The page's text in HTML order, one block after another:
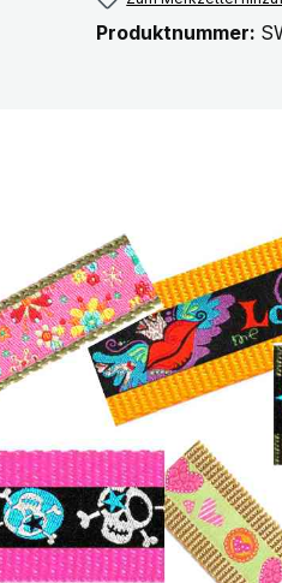
Produktnummer: